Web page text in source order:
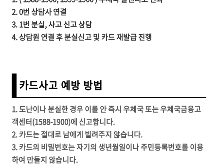
2. 0번 상담사 연결
3. 1번 분실, 사고 신고 상담
4. 상담원 연결 후 분실신고 및 카드 재발급 진행
카드사고 예방 방법
1. 도난이나 분실한 경우 이를 안 즉시 우체국 또는 우체국금융고
객센터(1588-1900)에 신고합니다.
2. 카드는 절대로 남에게 빌려주지 않습니다.
3. 카드의 비밀번호는 자기의 생년월일이나 주민등록번호를 이용
하여 만들지 않습니다.